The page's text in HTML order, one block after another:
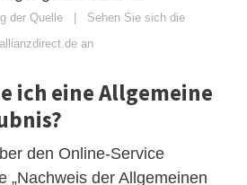
der Quelle | Sehen Sie sich die
an
ich eine Allgemeine
den Online-Service
„Nachweis der Allgemeinen